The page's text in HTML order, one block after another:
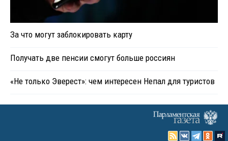
За что могут заблокировать карту
Получать две пенсии смогут больше россиян
«Не только Эверест»: чем интересен Непал для туристов